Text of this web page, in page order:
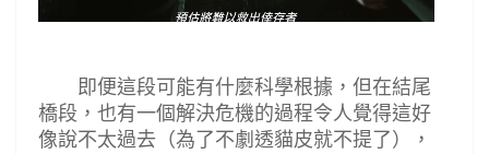
即便這段可能有什麼科學根據，但在結尾
橋段，也有一個解決危機的過程令人覺得這好
像說不太過去 （為了不劇透貓皮就不提了）
，